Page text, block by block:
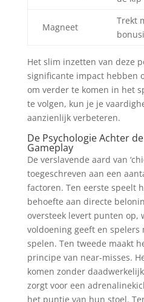
Magneet
Trekt
Het slim inzetten van deze
significante impact hebben
om verder te komen in het
te volgen, kun je je
aanzienlijk verbeteren.
De Psychologie Achter
Gameplay
De verslavende aard van
toegeschreven aan een
factoren. Ten eerste speelt
behoefte aan directe
oversteek levert punten op,
voldoening geeft en spelers
spelen. Ten tweede maakt
principe van near-misses.
komen zonder
zorgt voor een
het puntje van hun stoel.